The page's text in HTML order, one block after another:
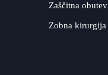
Zaščitna obutev
Zobna kirurgija